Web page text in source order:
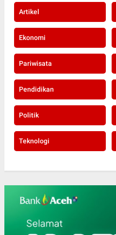
Artikel
Ekonomi
Pariwisata
Pendidikan
Politik
Teknologi